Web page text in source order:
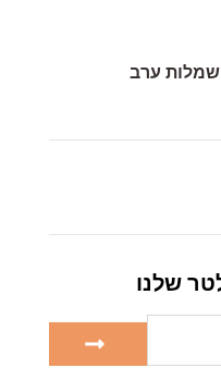
שלנו